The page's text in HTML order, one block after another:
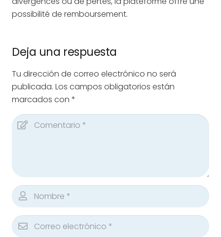
possibilité de remboursement.
Deja una respuesta
Tu dirección de correo electrónico no será
publicada. Los campos obligatorios están
marcados con *